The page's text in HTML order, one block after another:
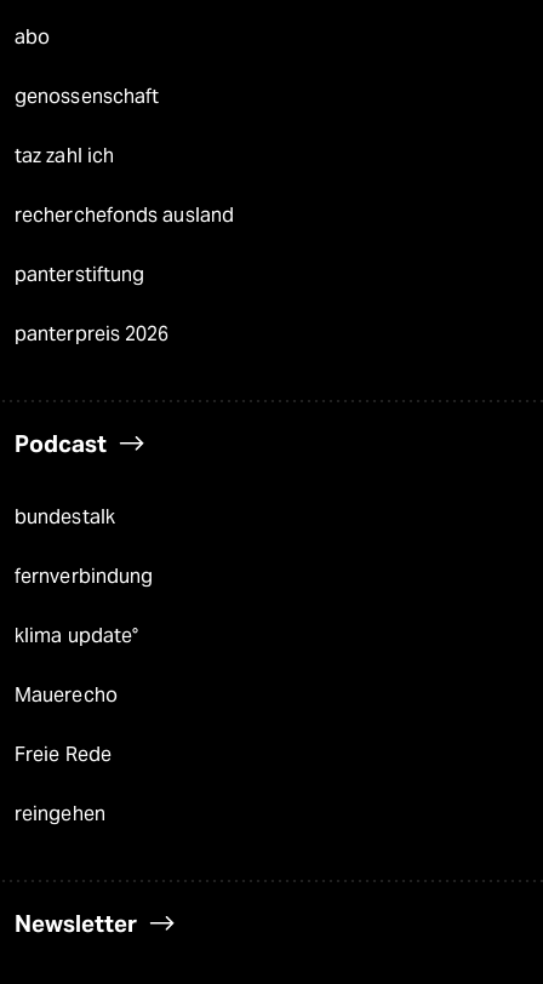
abo
genossenschaft
taz zahl ich
recherchefonds ausland
panterstiftung
panterpreis 2026
Podcast
bundestalk
fernverbindung
klima update°
Mauerecho
Freie Rede
reingehen
Newsletter